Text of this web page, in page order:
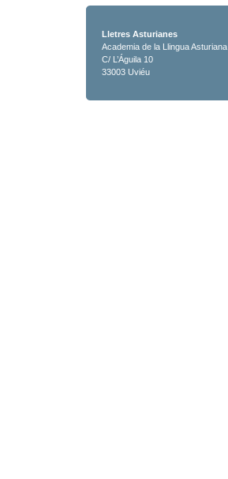
Lletres Asturianes
Academia de la Llingua Asturiana
C/ L’Águila 10
33003 Uviéu